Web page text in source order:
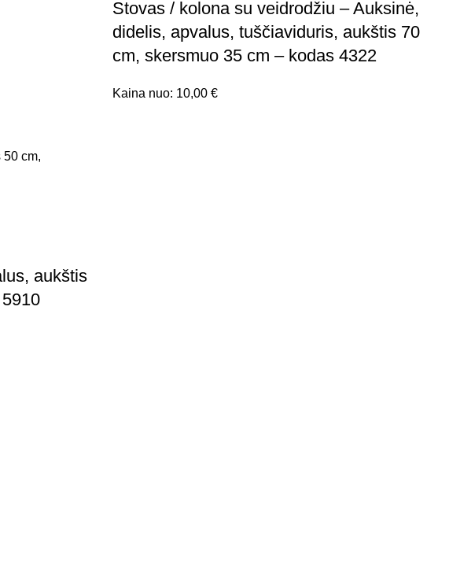
Stovas / kolona su veidrodžiu – Auksinė,
didelis, apvalus, tuščiaviduris, aukštis 70
cm, skersmuo 35 cm – kodas 4322
Kaina nuo: 10,00 €
aukštis